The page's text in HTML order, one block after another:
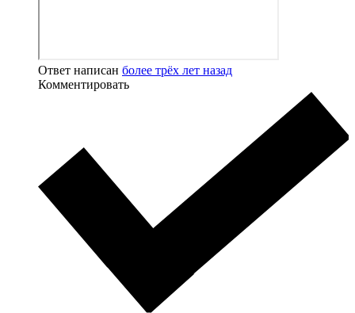
Ответ написан более трёх лет назад
Комментировать